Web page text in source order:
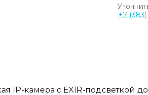
+7
IP-камера с EXIR-подсветкой